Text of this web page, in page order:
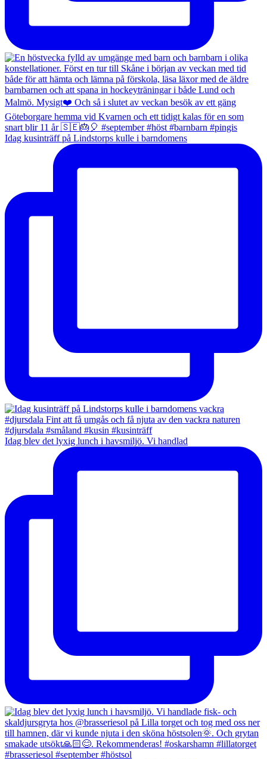
Idag kusinträff på Lindstorps kulle i barndomens
Idag blev det lyxig lunch i havsmiljö. Vi handlad